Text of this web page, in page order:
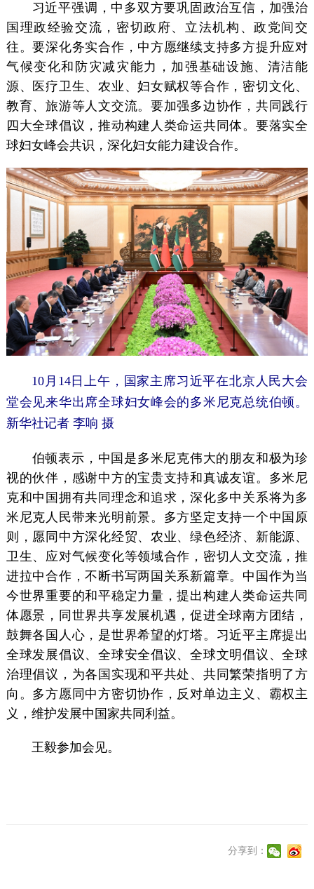
习近平强调，中多双方要巩固政治互信，加强治
国理政经验交流，密切政府、立法机构、政党间交
往。要深化务实合作，中方愿继续支持多方提升应对
气候变化和防灾减灾能力，加强基础设施、清洁能
源、医疗卫生、农业、妇女赋权等合作，密切文化、
教育、旅游等人文交流。要加强多边协作，共同践行
四大全球倡议，推动构建人类命运共同体。要落实全
球妇女峰会共识，深化妇女能力建设合作。
10月14日上午，国家主席习近平在北京人民大会
堂会见来华出席全球妇女峰会的多米尼克总统伯顿。
新华社记者 李响 摄
伯顿表示，中国是多米尼克伟大的朋友和极为珍
视的伙伴，感谢中方的宝贵支持和真诚友谊。多米尼
克和中国拥有共同理念和追求，深化多中关系将为多
米尼克人民带来光明前景。多方坚定支持一个中国原
则，愿同中方深化经贸、农业、绿色经济、新能源、
卫生、应对气候变化等领域合作，密切人文交流，推
进拉中合作，不断书写两国关系新篇章。中国作为当
今世界重要的和平稳定力量，提出构建人类命运共同
体愿景，同世界共享发展机遇，促进全球南方团结，
鼓舞各国人心，是世界希望的灯塔。习近平主席提出
全球发展倡议、全球安全倡议、全球文明倡议、全球
治理倡议，为各国实现和平共处、共同繁荣指明了方
向。多方愿同中方密切协作，反对单边主义、霸权主
义，维护发展中国家共同利益。
王毅参加会见。
分享到：